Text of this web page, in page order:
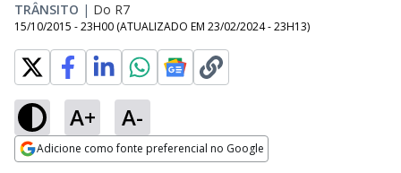
TRÂNSITO | Do R7
15/10/2015 - 23H00 (ATUALIZADO EM 23/02/2024 - 23H13)
A+ A-
Adicione como fonte preferencial no Google